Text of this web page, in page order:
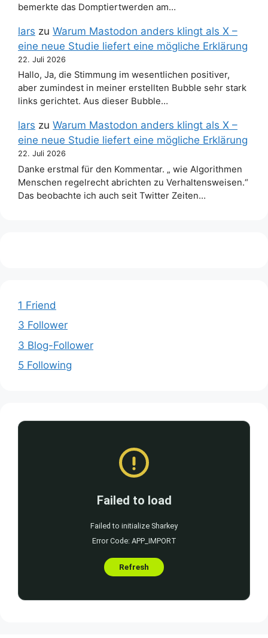
bemerkte das Domptiertwerden am…
lars zu Warum Mastodon anders klingt als X –
eine neue Studie liefert eine mögliche Erklärung
22. Juli 2026
Hallo, Ja, die Stimmung im wesentlichen positiver,
aber zumindest in meiner erstellten Bubble sehr stark
links gerichtet. Aus dieser Bubble…
lars zu Warum Mastodon anders klingt als X –
eine neue Studie liefert eine mögliche Erklärung
22. Juli 2026
Danke erstmal für den Kommentar. „ wie Algorithmen
Menschen regelrecht abrichten zu Verhaltensweisen.“
Das beobachte ich auch seit Twitter Zeiten…
1 Friend
3 Follower
3 Blog-Follower
5 Following